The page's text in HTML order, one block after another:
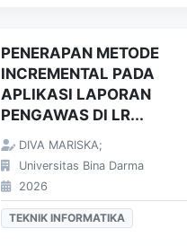
PENERAPAN METODE
INCREMENTAL PADA
APLIKASI LAPORAN
PENGAWAS DI LR...
DIVA MARISKA;
Universitas Bina Darma
2026
TEKNIK INFORMATIKA